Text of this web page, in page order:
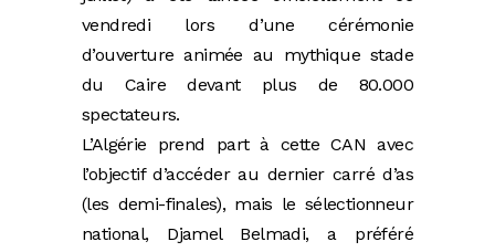
vendredi lors d’une cérémonie
d’ouverture animée au mythique stade
du Caire devant plus de 80.000
spectateurs.
L’Algérie prend part à cette CAN avec
l’objectif d’accéder au dernier carré d’as
(les demi-finales), mais le sélectionneur
national, Djamel Belmadi, a préféré